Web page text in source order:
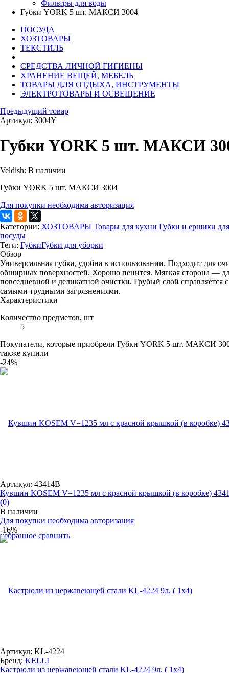
Фильтры для воды
Губки YORK 5 шт. МАКСИ 3004
ПОСУДА
ХОЗТОВАРЫ
ТЕКСТИЛЬ
СРЕДСТВА ЛИЧНОЙ ГИГИЕНЫ
ХРАНЕНИЕ ВЕЩЕЙ, МЕБЕЛЬ
ТОВАРЫ ДЛЯ ОТДЫХА, ИНСТРУМЕНТЫ
ЭЛЕКТРОТОВАРЫ И ОСВЕЩЕНИЕ
Предыдущий товар
Артикул: 3004Y
Губки YORK 5 шт. МАКСИ
Veldish: В наличии
Губки YORK 5 шт. МАКСИ 3004
Для покупки необходима авторизация
Категории: ХОЗТОВАРЫ Товары для кухни Губки и ершики
посуды
Теги: ГубкиГубки для уборки
Обзор
Универсальная губка, удобна в использовании. Подходит для
обширных поверхностей. Хорошо пенится. Мягкая сторона —
повседневной и деликатной очистки. Грубый слой справляется с
самыми трудными загрязнениями.
Характеристики
Количество предметов, шт
5
Покупатели, которые приобрели Губки YORK 5 шт. МАКСИ
также купили
-24%
избранное сравнить
Артикул: 43414B
Кувшин KOSEM V=1235 мл с красной крышкой (в коробке)
(0)
В наличии
Для покупки необходима авторизация
-16%
Артикул: KL-4224
Бренд: KELLI
Кастрюли из нержавеющей стали KL-4224 9л. ( 1х4)